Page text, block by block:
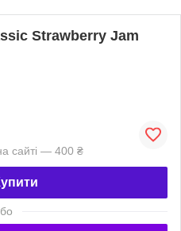
Strawberry Jam
сайті — 400 ₴